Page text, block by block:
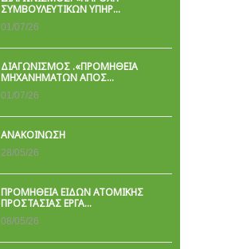
ΣΥΜΒΟΥΛΕΥΤΙΚΏΝ ΥΠΗΡ…
01/07/26
ΔΙΑΓΩΝΙΣΜΟΣ .«ΠΡΟΜΗΘΕΙΑ
ΜΗΧΑΝΗΜΑΤΩΝ ΑΠΟΣ…
01/07/26
ΑΝΑΚΟΙΝΩΣΗ
28/05/26
ΠΡΟΜΉΘΕΙΑ ΕΙΔΏΝ ΑΤΟΜΙΚΉΣ
ΠΡΟΣΤΑΣΊΑΣ ΕΡΓΑ…
08/05/26